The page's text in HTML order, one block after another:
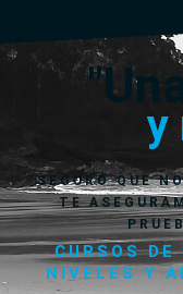
y
SEGURO QUE
TE
CURSOS
NIVELES Y